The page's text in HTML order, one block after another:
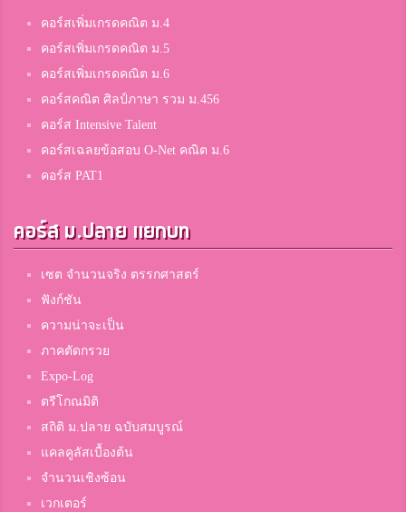
คอร์สเพิ่มเกรดคณิต ม.4
คอร์สเพิ่มเกรดคณิต ม.5
คอร์สเพิ่มเกรดคณิต ม.6
คอร์สคณิต ศิลป์ภาษา รวม ม.456
คอร์ส Intensive Talent
คอร์สเฉลยข้อสอบ O-Net คณิต ม.6
คอร์ส PAT1
คอร์ส ม.ปลาย แยกบท
เซต จำนวนจริง ตรรกศาสตร์
ฟังก์ชัน
ความน่าจะเป็น
ภาคตัดกรวย
Expo-Log
ตรีโกณมิติ
สถิติ ม.ปลาย ฉบับสมบูรณ์
แคลคูลัสเบื้องต้น
จำนวนเชิงซ้อน
เวกเตอร์